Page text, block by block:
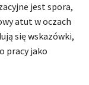
jest spora,
atut w oczach
się wskazówki,
pracy jako